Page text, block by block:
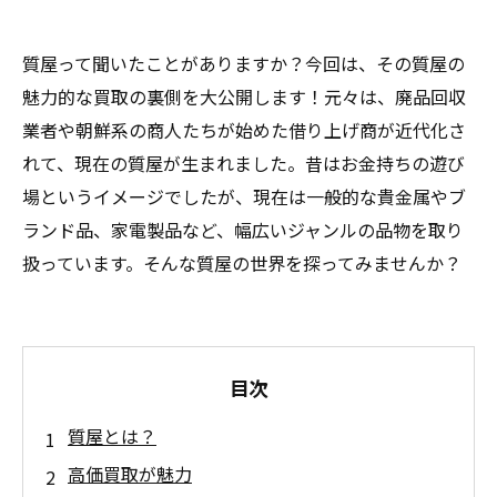
質屋って聞いたことがありますか？今回は、その質屋の
魅力的な買取の裏側を大公開します！元々は、廃品回収
業者や朝鮮系の商人たちが始めた借り上げ商が近代化さ
れて、現在の質屋が生まれました。昔はお金持ちの遊び
場というイメージでしたが、現在は一般的な貴金属やブ
ランド品、家電製品など、幅広いジャンルの品物を取り
扱っています。そんな質屋の世界を探ってみませんか？
目次
質屋とは？
高価買取が魅力